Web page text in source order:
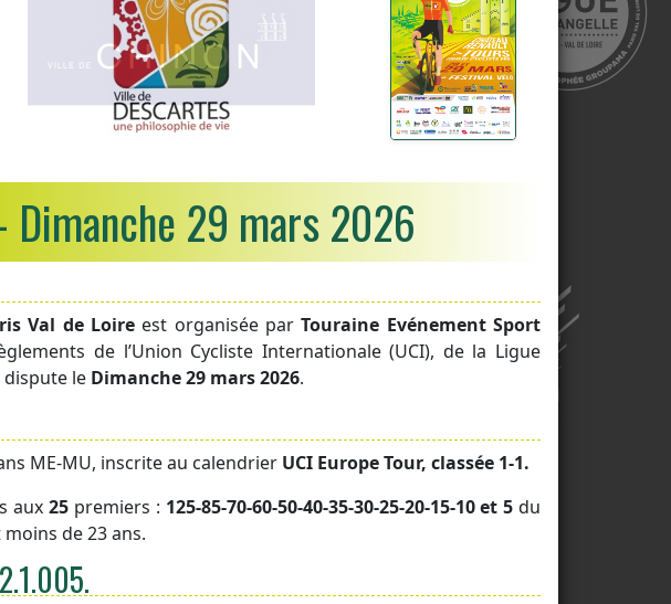
Dimanche 29 mars 2026
Val de Loire est organisée parTouraine Evénement Sport
de l’Union Cycliste Internationale (UCI), de la Ligue
dispute le Dimanche 29 mars 2026.
ME-MU, inscrite au calendrier UCI Europe Tour, classée 1-1.
aux 25 premiers : 125-85-70-60-50-40-35-30-25-20-15-10 et 5 du
de 23 ans.